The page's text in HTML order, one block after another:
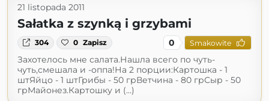
21 listopada 2011
Sałatka z szynką i grzybami
304 0 Zapisz 0 Smakowite
Захотелось мне салата.Нашла всего по чуть-
чуть,смешала и -оппа!На 2 порции:Картошка - 1
штЯйцо - 1 штГрибы - 50 грВетчина - 80 грСыр - 50
грМайонез.Картошку и (...)